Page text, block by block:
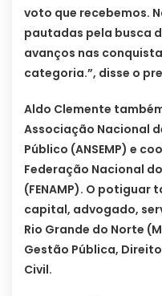
voto que recebemos.
pautadas pela busca
avanços nas
categoria.”, disse o
Aldo Clemente
Associação Nacional
Público (ANSEMP) e
Federação Nacional
(FENAMP). O potiguar
capital, advogado,
Rio Grande do Norte
Gestão Pública,
Civil.